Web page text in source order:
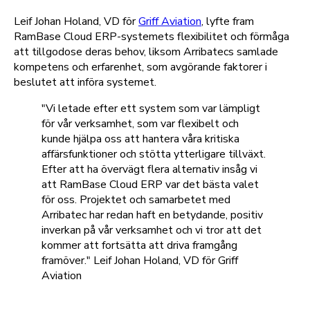
Leif Johan Holand, VD förGriff Aviation, lyfte fram
RamBase Cloud ERP-systemets flexibilitet och förmåga
att tillgodose deras behov, liksom Arribatecs samlade
kompetens och erfarenhet, som avgörande faktorer i
beslutet att införa systemet.
"Vi letade efter ett system som var lämpligt
för vår verksamhet, som var flexibelt och
kunde hjälpa oss att hantera våra kritiska
affärsfunktioner och stötta ytterligare tillväxt.
Efter att ha övervägt flera alternativ insåg vi
att RamBase Cloud ERP var det bästa valet
för oss. Projektet och samarbetet med
Arribatec har redan haft en betydande, positiv
inverkan på vår verksamhet och vi tror att det
kommer att fortsätta att driva framgång
framöver." Leif Johan Holand, VD för Griff
Aviation